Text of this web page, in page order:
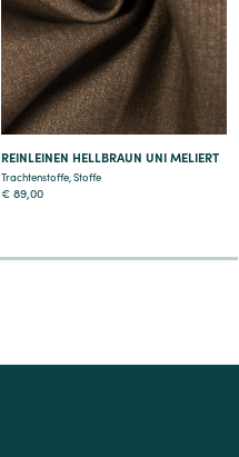
Details
REINLEINEN HELLBRAUN UNI MELIERT
Trachtenstoffe,Stoffe
€ 89,00
7 8 9